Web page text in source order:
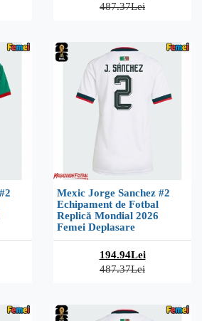
487.37Lei
Mexic Jorge Sanchez #2
Echipament de Fotbal
Replică Mondial 2026
Femei Deplasare
194.94Lei
487.37Lei